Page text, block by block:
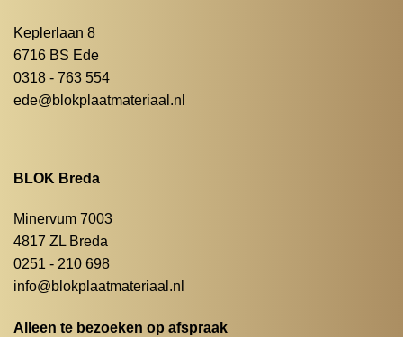
Keplerlaan 8
6716 BS Ede
0318 - 763 554
ede@blokplaatmateriaal.nl
BLOK Breda
Minervum 7003
4817 ZL Breda
0251 - 210 698
info@blokplaatmateriaal.nl
Alleen te bezoeken op afspraak